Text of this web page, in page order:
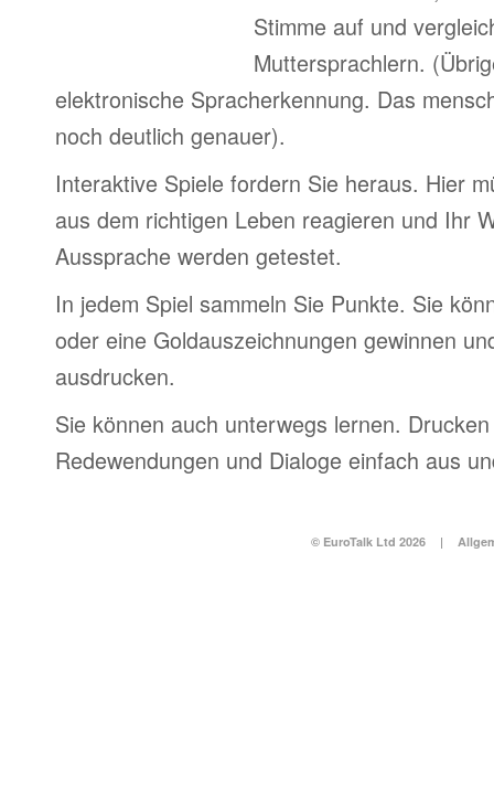
Stimme auf und
Muttersprachlern.
elektronische Spracherkennung. Das
noch deutlich genauer).
Interaktive Spiele fordern Sie heraus. Hier
aus dem richtigen Leben reagieren und Ihr
Aussprache werden getestet.
In jedem Spiel sammeln Sie Punkte. Sie
oder eine Goldauszeichnungen gewinnen
ausdrucken.
Sie können auch unterwegs lernen.
Redewendungen und Dialoge einfach aus
© EuroTalk Ltd 2026 |